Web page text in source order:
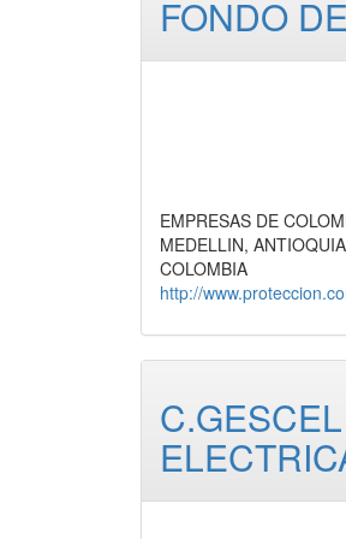
FONDO
EMPRESAS DE
MEDELLIN, ANTIOQUIA
COLOMBIA
http://